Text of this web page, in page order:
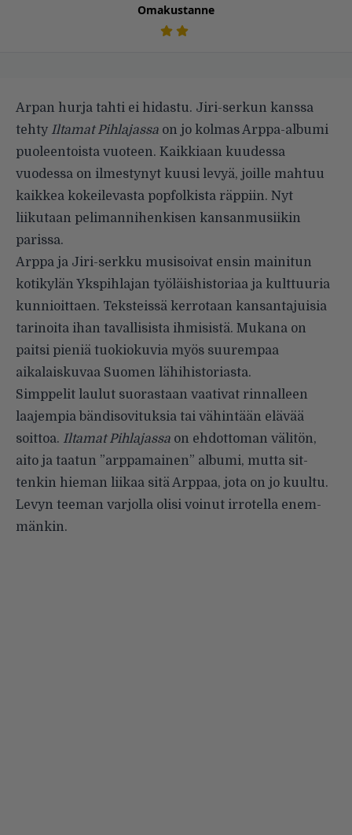
Omakustanne
Arpan hurja tahti ei hidastu. Jiri-serkun kanssa
tehty Iltamat Pihlajassa on jo kolmas Arppa-albu­mi
puoleentoista vuoteen. Kaikki­aan kuudessa
vuodessa on ilmestynyt kuusi levyä, joille mahtuu
kaikkea kokeilevasta popfolkista räppiin. Nyt
liikutaan pelimannihenkisen kansanmusiikin
parissa.
Arppa ja Jiri-serkku musisoivat ensin mainitun
kotikylän Ykspih­lajan työläishistoriaa ja kulttuuria
kunnioittaen. Teksteissä kerrotaan kansantajuisia
tarinoita ihan taval­lisista ihmisistä. Mukana on
paitsi pieniä tuokiokuvia myös suurempaa
aikalaiskuvaa Suomen lähihistori­asta.
Simppelit laulut suorastaan vaativat rinnalleen
laajempia bän­disovituksia tai vähintään elävää
soittoa. Iltamat Pihlajassa on ehdottoman välitön,
aito ja taatun ”arppamainen” albumi, mutta sit­
tenkin hieman liikaa sitä Arppaa, jota on jo kuultu.
Levyn teeman varjolla olisi voinut irrotella enem­
mänkin.